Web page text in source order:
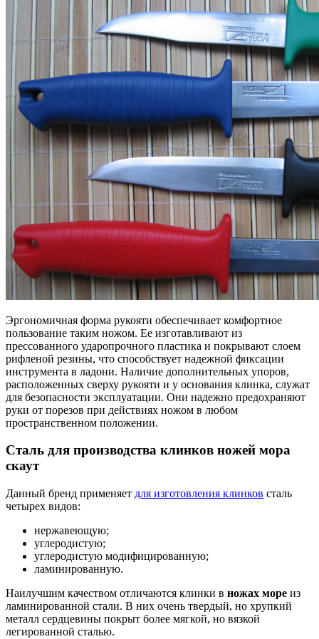
Эргономичная форма рукояти обеспечивает комфортное
пользование таким ножом. Ее изготавливают из
прессованного ударопрочного пластика и покрывают слоем
рифленой резины, что способствует надежной фиксации
инструмента в ладони. Наличие дополнительных упоров,
расположенных сверху рукояти и у основания клинка, служат
для безопасности эксплуатации. Они надежно предохраняют
руки от порезов при действиях ножом в любом
пространственном положении.
Сталь для производства клинков ножей мора
скаут
Данный бренд применяет для изготовления клинков сталь
четырех видов:
нержавеющую;
углеродистую;
углеродистую модифицированную;
ламинированную.
Наилучшим качеством отличаются клинки в ножах море из
ламинированной стали. В них очень твердый, но хрупкий
металл сердцевины покрыт более мягкой, но вязкой
легированной сталью.